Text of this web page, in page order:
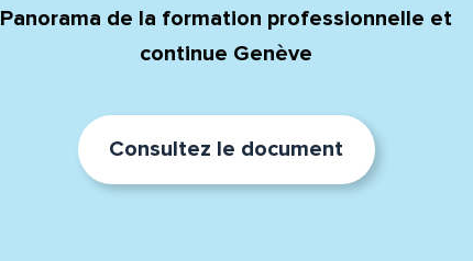
Panorama de la formation professionnelle et
continue Genève
Consultez le document